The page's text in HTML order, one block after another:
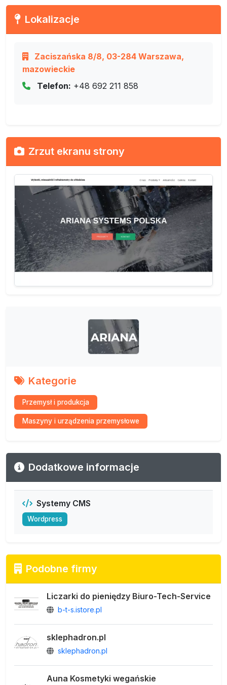
Lokalizacje
Zaciszańska 8/8, 03-284 Warszawa,
mazowieckie
Telefon: +48 692 211 858
Zrzut ekranu strony
Kategorie
Przemysł i produkcja
Maszyny i urządzenia przemysłowe
Dodatkowe informacje
Systemy CMS
Wordpress
Podobne firmy
Liczarki do pieniędzy Biuro-Tech-Service
b-t-s.istore.pl
sklephadron.pl
sklephadron.pl
Auna Kosmetyki wegańskie